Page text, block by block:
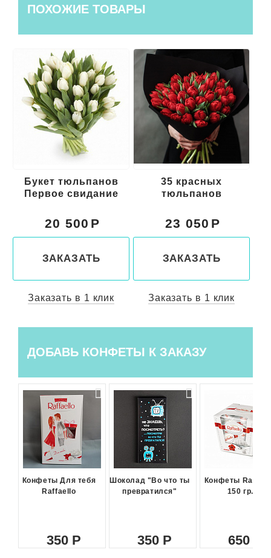
ПОХОЖИЕ ТОВАРЫ
Букет тюльпанов
Первое свидание
20 500
ЗАКАЗАТЬ
Заказать в 1 клик
35 красных
тюльпанов
23 050
ЗАКАЗАТЬ
Заказать в 1 клик
ДОБАВЬ КОНФЕТЫ К ЗАКАЗУ
Конфеты Для тебя
Raffaello
350
Шоколад "Во что ты
превратился"
350
Конфеты
150 гр.
650